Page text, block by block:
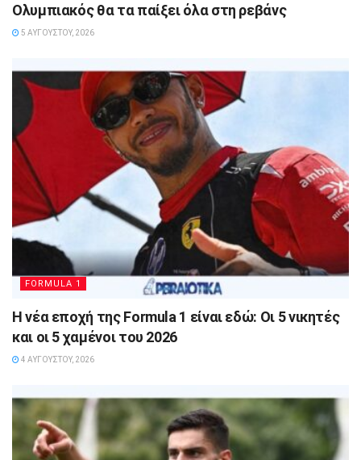
Ολυμπιακός θα τα παίξει όλα στη ρεβάνς
5 ΑΥΓΟΎΣΤΟΥ, 2026
FORMULA 1
Η νέα εποχή της Formula 1 είναι εδώ: Οι 5 νικητές
και οι 5 χαμένοι του 2026
4 ΑΥΓΟΎΣΤΟΥ, 2026